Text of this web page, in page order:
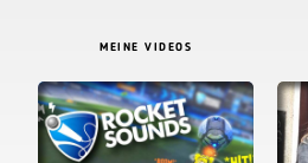
MEINE VIDEOS